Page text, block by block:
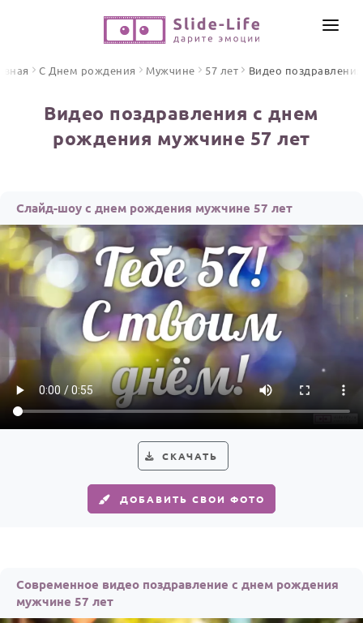
ПО ФОРМАТУ
Открытки
Стихи и тексты
ПРАЗДНИКИ
С Днем рождения
Юбилей
Свадьба
Годовщина свадьбы
Календарь праздников
Женщине
Мужчине
Детям
Все родственники
ИНСТРУМЕНТЫ
ОТЗЫВЫ
С Днем рождения Мужчине 57 лет Видео поздравления
Видео поздравления с днем
рождения мужчине 57 лет
Слайд-шоу с днем рождения мужчине 57 лет
СКАЧАТЬ
ДОБАВИТЬ СВОИ ФОТО
Современное видео поздравление с днем рождения
мужчине 57 лет